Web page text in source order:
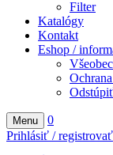
Filter
Katalógy
Kontakt
Eshop /
Menu
0
Prihlásiť / registrovať